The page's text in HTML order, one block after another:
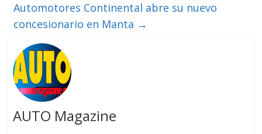
Automotores Continental abre su nuevo
concesionario en Manta →
AUTO Magazine